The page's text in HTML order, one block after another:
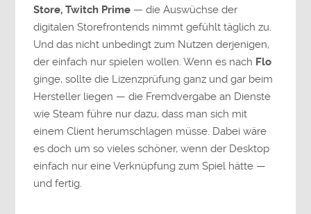
Store, Twitch Prime — die Auswüchse der
digitalen Storefrontends nimmt gefühlt täglich zu.
Und das nicht unbedingt zum Nutzen derjenigen,
der einfach nur spielen wollen. Wenn es nach Flo
ginge, sollte die Lizenzprüfung ganz und gar beim
Hersteller liegen — die Fremdvergabe an Dienste
wie Steam führe nur dazu, dass man sich mit
einem Client herumschlagen müsse. Dabei wäre
es doch um so vieles schöner, wenn der Desktop
einfach nur eine Verknüpfung zum Spiel hätte —
und fertig.